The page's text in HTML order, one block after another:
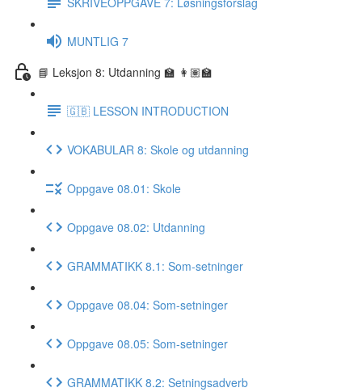
MUNTLIG 7
📘 Leksjon 8: Utdanning 🏫 👩🏽‍🏫
🇬🇧 LESSON INTRODUCTION
VOKABULAR 8: Skole og utdanning
Oppgave 08.01: Skole
Oppgave 08.02: Utdanning
GRAMMATIKK 8.1: Som-setninger
Oppgave 08.04: Som-setninger
Oppgave 08.05: Som-setninger
GRAMMATIKK 8.2: Setningsadverb